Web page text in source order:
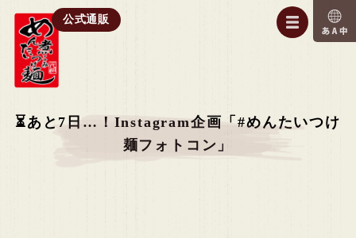
公式通販
⏳あと7日…！Instagram企画「#めんたいつけ
麺フォトコン」